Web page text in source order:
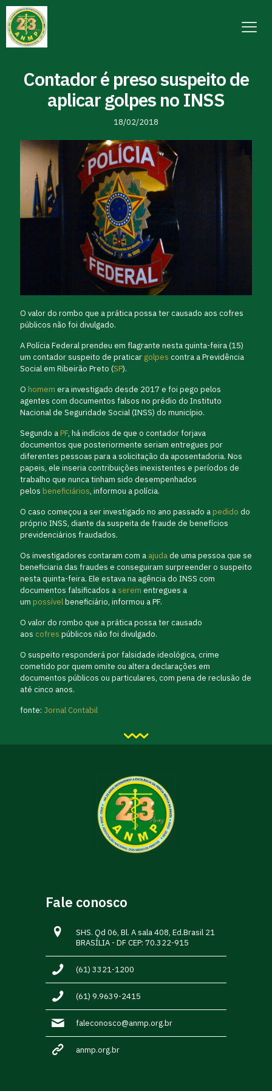
Contador é preso suspeito de
aplicar golpes no INSS
18/02/2018
O valor do rombo que a prática possa ter causado aos cofres
públicos não foi divulgado.
A Polícia Federal prendeu em flagrante nesta quinta-feira (15)
um contador suspeito de praticar golpes contra a Previdência
Social em Ribeirão Preto (SP).
O homem era investigado desde 2017 e foi pego pelos
agentes com documentos falsos no prédio do Instituto
Nacional de Seguridade Social (INSS) do município.
Segundo aPF, há indícios de que o contador forjava
documentos que posteriormente seriam entregues por
diferentes pessoas para a solicitação da aposentadoria. Nos
papeis, ele inseria contribuições inexistentes e períodos de
trabalho que nunca tinham sido desempenhados
pelos beneficiários, informou a polícia.
O caso começou a ser investigado no ano passado apedido do
próprio INSS, diante da suspeita de fraude de benefícios
previdenciários fraudados.
Os investigadores contaram com a ajudade uma pessoa que se
beneficiaria das fraudes e conseguiram surpreender o suspeito
nesta quinta-feira. Ele estava na agência do INSS com
documentos falsificados aserem entregues a
um possívelbeneficiário, informou a PF.
O valor do rombo que a prática possa ter causado
aos cofres públicos não foi divulgado.
O suspeito responderá por falsidade ideológica, crime
cometido por quem omite ou altera declarações em
documentos públicos ou particulares, com pena de reclusão de
até cinco anos.
fonte: Jornal Contabil
Fale conosco
SHS. Qd 06, Bl. A sala 408, Ed.Brasil 21
BRASÍLIA - DF CEP: 70.322-915
(61) 3321-1200
(61) 9.9639-2415
faleconosco@anmp.org.br
anmp.org.br